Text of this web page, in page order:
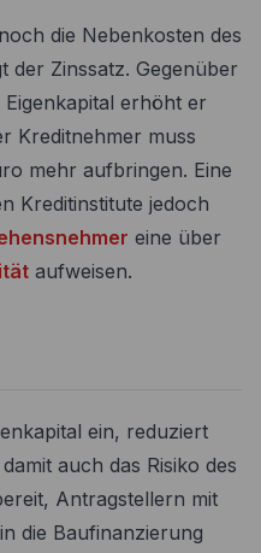
die Nebenkosten des
der Zinssatz. Gegenüber
erhöht er
Kreditnehmer muss
mehr aufbringen. Eine
Kreditinstitute jedoch
eine über
aufweisen.
ein, reduziert
auch das Risiko des
Antragstellern mit
die Baufinanzierung